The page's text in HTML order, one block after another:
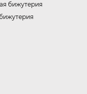
бижутерия